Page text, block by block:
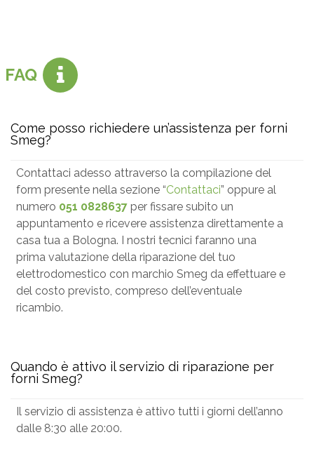
FAQ
Come posso richiedere un’assistenza per forni
Smeg?
Contattaci adesso attraverso la compilazione del
form presente nella sezione “Contattaci” oppure al
numero 051 0828637 per fissare subito un
appuntamento e ricevere assistenza direttamente a
casa tua a Bologna. I nostri tecnici faranno una
prima valutazione della riparazione del tuo
elettrodomestico con marchio Smeg da effettuare e
del costo previsto, compreso dell’eventuale
ricambio.
Quando è attivo il servizio di riparazione per
forni Smeg?
Il servizio di assistenza è attivo tutti i giorni dell’anno
dalle 8:30 alle 20:00.